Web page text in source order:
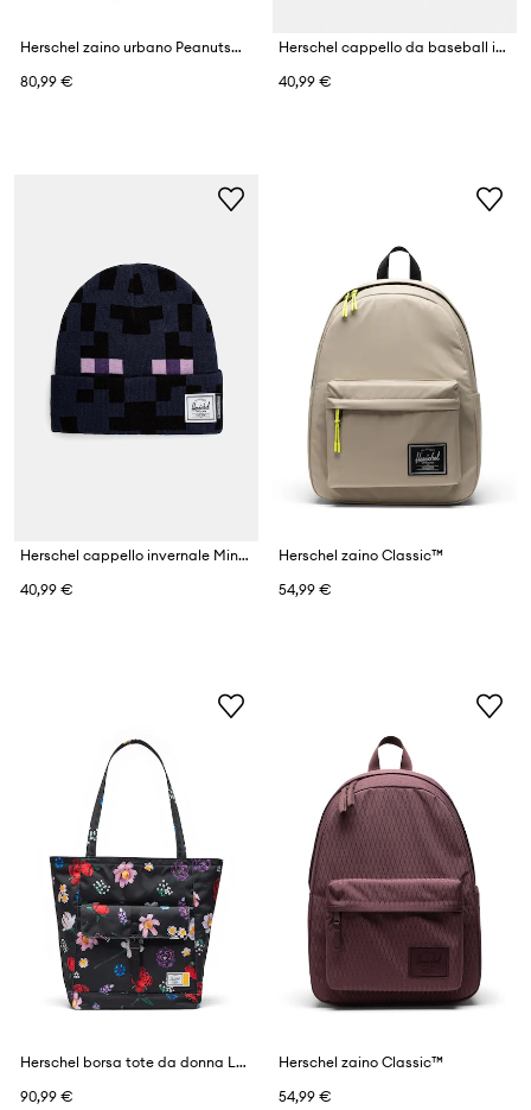
Herschel zaino urbano Peanuts® Classic™ XL
80,99 €
Herschel cappello da baseball in cotone Minecraft Sylas
40,99 €
Herschel cappello invernale Minecraft Elmer
40,99 €
Herschel zaino Classic™
54,99 €
Herschel borsa tote da donna LEGO® Retreat™
90,99 €
Herschel zaino Classic™
54,99 €